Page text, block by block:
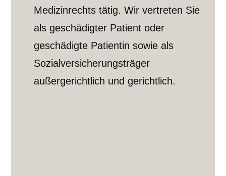
Medizinrechts tätig. Wir vertreten Sie
als geschädigter Patient oder
geschädigte Patientin sowie als
Sozialversicherungsträger
außergerichtlich und gerichtlich.